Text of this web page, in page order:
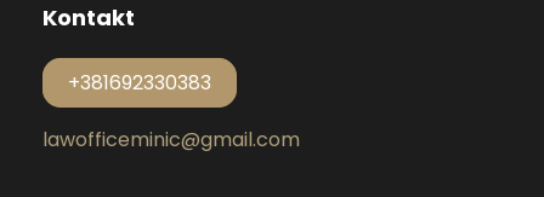
Kontakt
+381692330383
lawofficeminic@gmail.com